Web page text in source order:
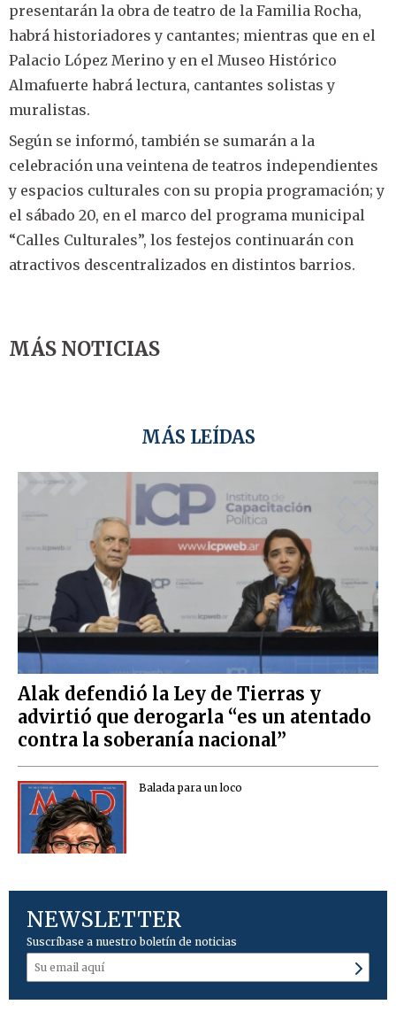
presentarán la obra de teatro de la Familia Rocha,
habrá historiadores y cantantes; mientras que en el
Palacio López Merino y en el Museo Histórico
Almafuerte habrá lectura, cantantes solistas y
muralistas.
Según se informó, también se sumarán a la
celebración una veintena de teatros independientes
y espacios culturales con su propia programación; y
el sábado 20, en el marco del programa municipal
“Calles Culturales”, los festejos continuarán con
atractivos descentralizados en distintos barrios.
MÁS NOTICIAS
MÁS LEÍDAS
Alak defendió la Ley de Tierras y
advirtió que derogarla “es un atentado
contra la soberanía nacional”
Balada para un loco
NEWSLETTER
Suscríbase a nuestro boletín de noticias